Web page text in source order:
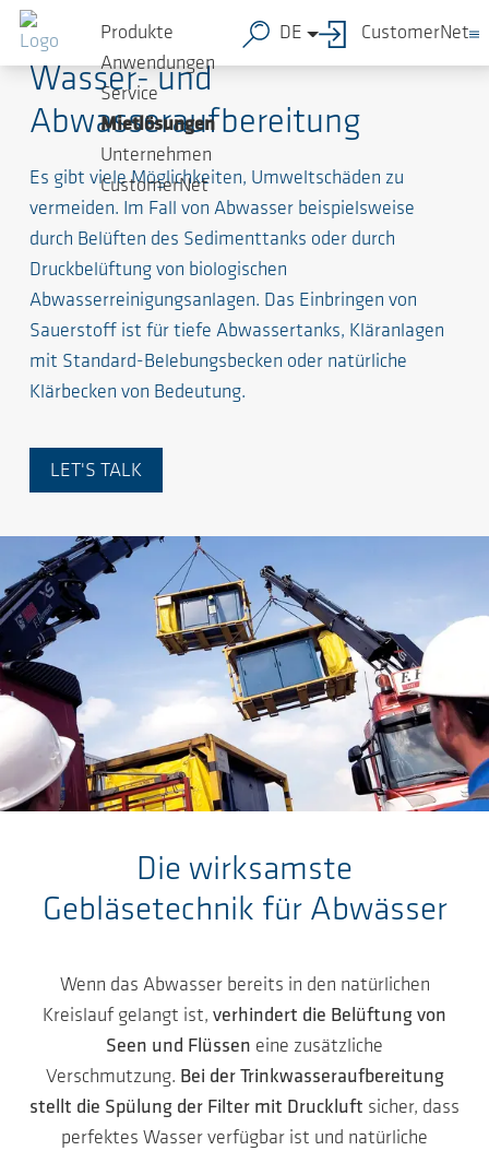
Wasser- und
Abwasseraufbereitung
Es gibt viele Möglichkeiten, Umweltschäden zu
vermeiden. Im Fall von Abwasser beispielsweise
durch Belüften des Sedimenttanks oder durch
Druckbelüftung von biologischen
Abwasserreinigungsanlagen. Das Einbringen von
Sauerstoff ist für tiefe Abwassertanks, Kläranlagen
mit Standard-Belebungsbecken oder natürliche
Klärbecken von Bedeutung.
LET'S TALK
Produkte
Anwendungen
Service
Mietlösungen
Unternehmen
CustomerNet
DE CustomerNet
Die wirksamste
Gebläsetechnik für Abwässer
Wenn das Abwasser bereits in den natürlichen
Kreislauf gelangt ist, verhindert die Belüftung von
Seen und Flüssen eine zusätzliche
Verschmutzung. Bei der Trinkwasseraufbereitung
stellt die Spülung der Filter mit Druckluft sicher, dass
perfektes Wasser verfügbar ist und natürliche